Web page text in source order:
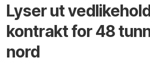
Lyser ut
kontrakt for 48
nord